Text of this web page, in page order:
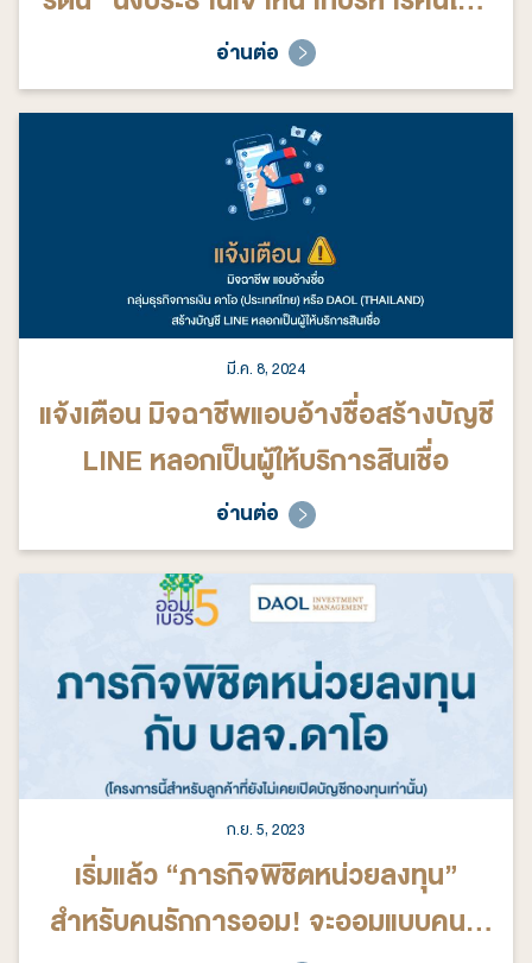
เดินหน้าเติบโตด้วย SUSTAINABLE
WEALTH PLATFORM แพลตฟอร์ม
ความมั่งคั่งอย่างยั่งยืน
อ่านต่อ
มี.ค. 8, 2024
แจ้งเตือน มิจฉาชีพแอบอ้างชื่อสร้างบัญชี
LINE หลอกเป็นผู้ให้บริการสินเชื่อ
อ่านต่อ
ก.ย. 5, 2023
เริ่มแล้ว “ภารกิจพิชิตหน่วยลงทุน”
สำหรับคนรักการออม! จะออมแบบคนมี